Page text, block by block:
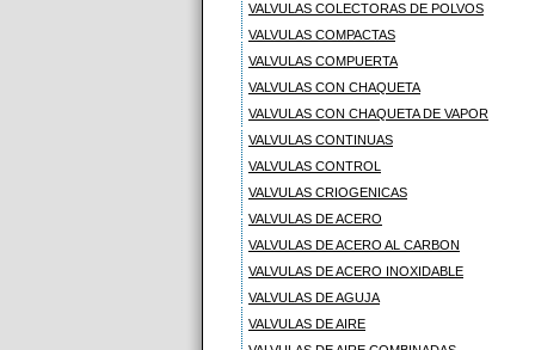
VALVULAS COLECTORAS DE POLVOS
VALVULAS COMPACTAS
VALVULAS COMPUERTA
VALVULAS CON CHAQUETA
VALVULAS CON CHAQUETA DE VAPOR
VALVULAS CONTINUAS
VALVULAS CONTROL
VALVULAS CRIOGENICAS
VALVULAS DE ACERO
VALVULAS DE ACERO AL CARBON
VALVULAS DE ACERO INOXIDABLE
VALVULAS DE AGUJA
VALVULAS DE AIRE